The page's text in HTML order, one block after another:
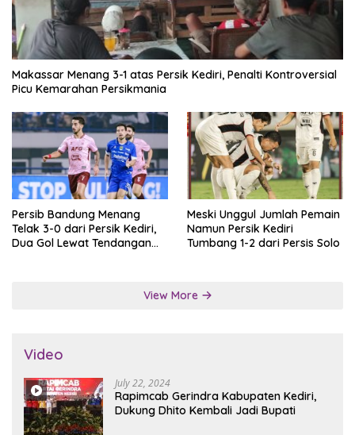
Makassar Menang 3-1 atas Persik Kediri, Penalti Kontroversial
Picu Kemarahan Persikmania
Persib Bandung Menang
Telak 3-0 dari Persik Kediri,
Dua Gol Lewat Tendangan
Meski Unggul Jumlah Pemain
Namun Persik Kediri
Tumbang 1-2 dari Persis Solo
View More
Video
July 22, 2024
Rapimcab Gerindra Kabupaten Kediri,
Dukung Dhito Kembali Jadi Bupati